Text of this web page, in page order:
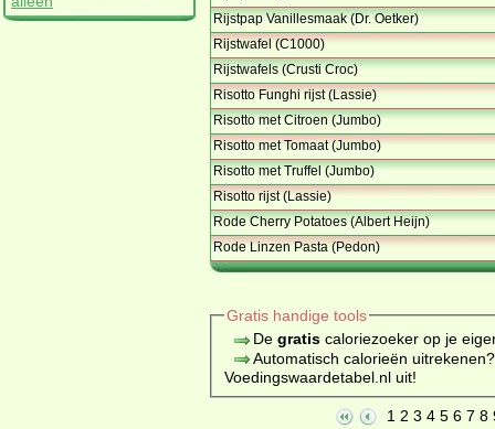
Rijstpap Vanillesmaak (Dr. Oetker)
Rijstwafel (C1000)
Rijstwafels (Crusti Croc)
Risotto Funghi rijst (Lassie)
Risotto met Citroen (Jumbo)
Risotto met Tomaat (Jumbo)
Risotto met Truffel (Jumbo)
Risotto rijst (Lassie)
Rode Cherry Potatoes (Albert Heijn)
Rode Linzen Pasta (Pedon)
Gratis handige tools
De gratiscaloriezoeker op je
Automatisch calorieën
Voedingswaardetabel.nl uit!
1 2 3 4 5 6 7 8